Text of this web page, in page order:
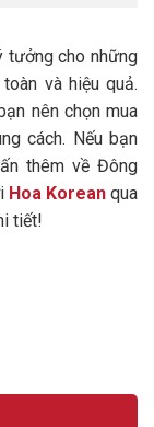
tưởng cho những
và hiệu quả.
nên chọn mua
cách. Nếu bạn
thêm về Đông
Hoa Korean qua
tiết!